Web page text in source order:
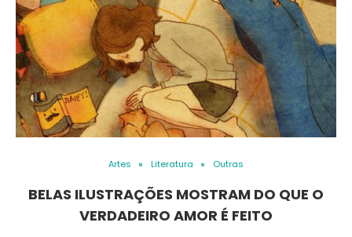
Artes Literatura Outras
BELAS ILUSTRAÇÕES MOSTRAM DO QUE O
VERDADEIRO AMOR É FEITO